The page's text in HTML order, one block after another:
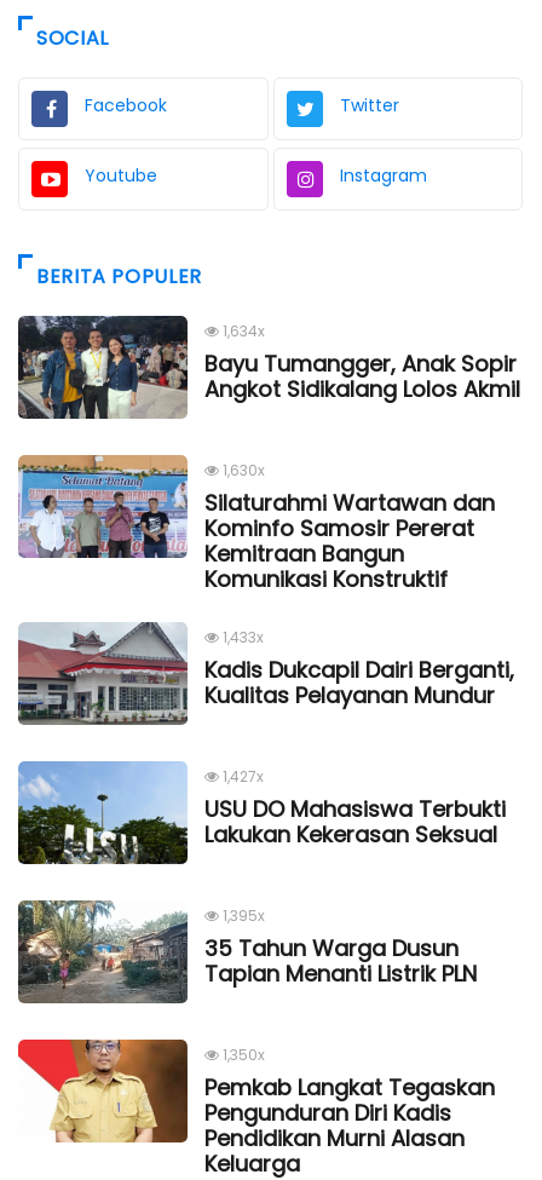
SOCIAL
Facebook Twitter
Youtube Instagram
BERITA POPULER
1,634x
Bayu Tumangger, Anak Sopir
Angkot Sidikalang Lolos Akmil
1,630x
Silaturahmi Wartawan dan
Kominfo Samosir Pererat
Kemitraan Bangun
Komunikasi Konstruktif
1,433x
Kadis Dukcapil Dairi Berganti,
Kualitas Pelayanan Mundur
1,427x
USU DO Mahasiswa Terbukti
Lakukan Kekerasan Seksual
1,395x
35 Tahun Warga Dusun
Tapian Menanti Listrik PLN
1,350x
Pemkab Langkat Tegaskan
Pengunduran Diri Kadis
Pendidikan Murni Alasan
Keluarga